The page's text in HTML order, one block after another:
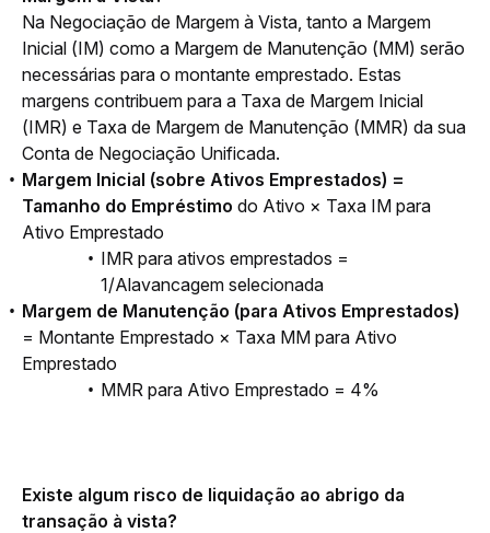
Na Negociação de Margem à Vista, tanto a Margem
Inicial (IM) como a Margem de Manutenção (MM) serão
necessárias para o montante emprestado. Estas
margens contribuem para a Taxa de Margem Inicial
(IMR) e Taxa de Margem de Manutenção (MMR) da sua
Conta de Negociação Unificada.
Margem Inicial (sobre Ativos Emprestados) =
Tamanho do Empréstimo do Ativo × Taxa IM para
Ativo Emprestado
IMR para ativos emprestados =
1/Alavancagem selecionada
Margem de Manutenção (para Ativos Emprestados)
= Montante Emprestado × Taxa MM para Ativo
Emprestado
MMR para Ativo Emprestado = 4%
Existe algum risco de liquidação ao abrigo da
transação à vista?